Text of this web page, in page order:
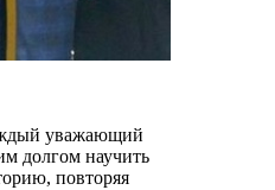
уважающий
долгом научить
повторяя